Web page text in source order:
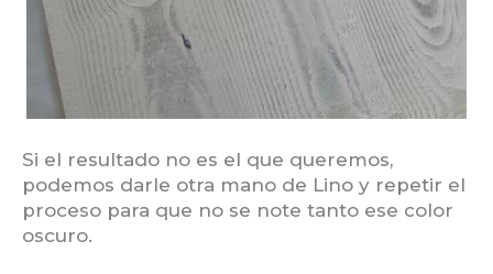
Si el resultado no es el que queremos,
podemos darle otra mano de Lino y repetir el
proceso para que no se note tanto ese color
oscuro.